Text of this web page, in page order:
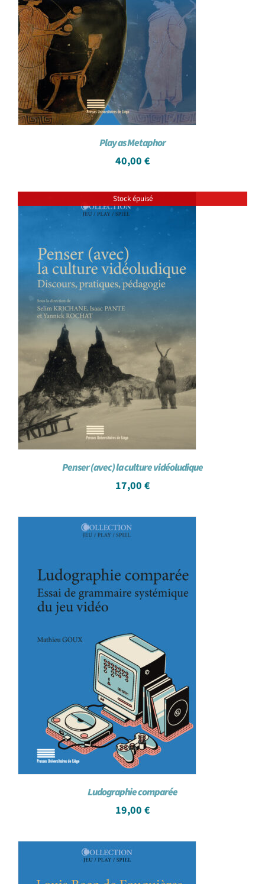
Play as Metaphor
40,00 €
Stock épuisé
Penser (avec) la culture vidéoludique
17,00 €
Ludographie comparée
19,00 €